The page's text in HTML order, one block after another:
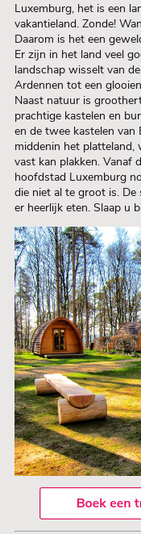
Luxemburg, het is een
vakantieland. Zonde!
Daarom is het een
Er zijn in het land veel
landschap wisselt van
Ardennen tot een
Naast natuur is
prachtige kastelen en
en de twee kastelen van
middenin het platteland,
vast kan plakken. Vanaf
hoofdstad Luxemburg
die niet al te groot is.
er heerlijk eten. Slaap u